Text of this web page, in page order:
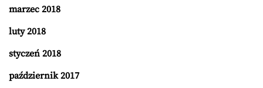
marzec 2018
luty 2018
styczeń 2018
październik 2017